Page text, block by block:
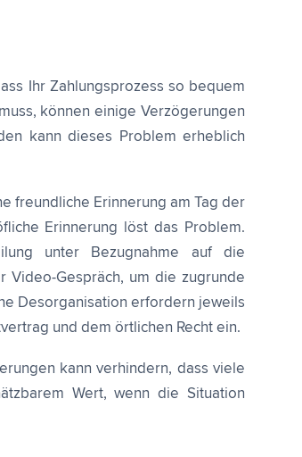
Ihr Zahlungsprozess so bequem
können einige Verzögerungen
kann dieses Problem erheblich
freundliche Erinnerung am Tag der
Erinnerung löst das Problem.
unter Bezugnahme auf die
Video-Gespräch, um die zugrunde
Desorganisation erfordern jeweils
und dem örtlichen Recht ein.
kann verhindern, dass viele
Wert, wenn die Situation